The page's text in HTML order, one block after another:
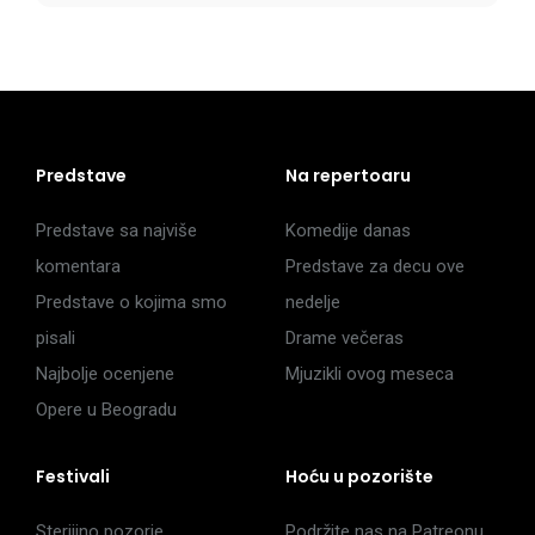
Predstave
Predstave sa najviše
komentara
Predstave o kojima smo
pisali
Najbolje ocenjene
Opere u Beogradu
Na repertoaru
Komedije danas
Predstave za decu ove
nedelje
Drame večeras
Mjuzikli ovog meseca
Festivali Hoću u pozorište